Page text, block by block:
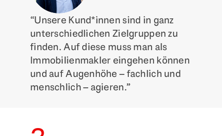
“Unsere Kund*innen sind in ganz
unterschiedlichen Zielgruppen zu
finden. Auf diese muss man als
Immobilienmakler eingehen können
und auf Augenhöhe – fachlich und
menschlich – agieren.”